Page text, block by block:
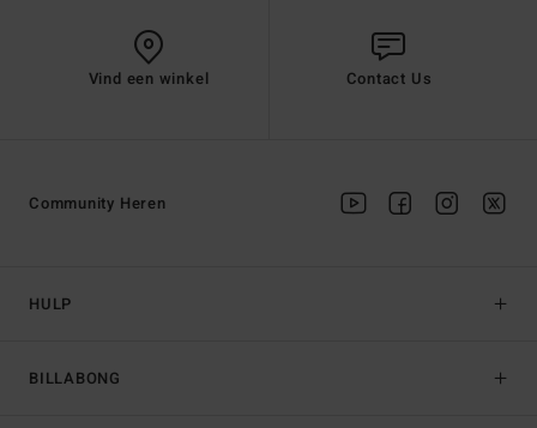
Vind een winkel Contact Us
HULP
BILLABONG
Community Heren